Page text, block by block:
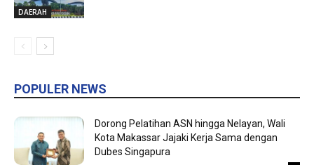
DAERAH
POPULER NEWS
Dorong Pelatihan ASN hingga Nelayan, Wali
Kota Makassar Jajaki Kerja Sama dengan
Dubes Singapura